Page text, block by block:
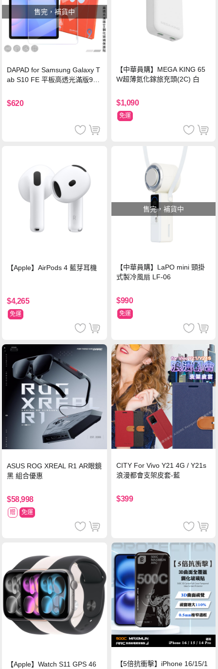
售完，補貨中
DAPAD for Samsung Galaxy T
ab S10 FE 平板高透光滿版9H
$620
【中華員購】MEGA KING 65
W超薄氮化鎵旅充頭(2C) 白
$1,090
免運
【Apple】AirPods 4 藍芽耳機
$4,265
免運
售完，補貨中
【中華員購】LaPO mini 頸掛
式製冷風扇 LF-06
$990
免運
ASUS ROG XREAL R1 AR眼鏡
黑 組合優惠
$58,998
贈 免運
CITY For Vivo Y21 4G / Y21s
浪漫都會支架皮套-藍
$399
【Apple】Watch S11 GPS 46
【5倍抗衝擊】iPhone 16/15/1